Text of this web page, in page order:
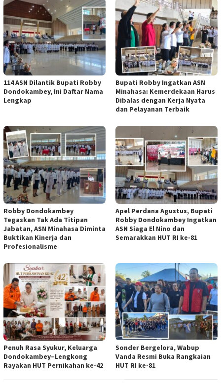
114 ASN Dilantik Bupati Robby
Dondokambey, Ini Daftar Nama
Lengkap
Bupati Robby Ingatkan ASN
Minahasa: Kemerdekaan Harus
Dibalas dengan Kerja Nyata
dan Pelayanan Terbaik
Robby Dondokambey
Tegaskan Tak Ada Titipan
Jabatan, ASN Minahasa Diminta
Buktikan Kinerja dan
Profesionalisme
Apel Perdana Agustus, Bupati
Robby Dondokambey Ingatkan
ASN Siaga El Nino dan
Semarakkan HUT RI ke-81
Penuh Rasa Syukur, Keluarga
Dondokambey–Lengkong
Rayakan HUT Pernikahan ke-42
Sonder Bergelora, Wabup
Vanda Resmi Buka Rangkaian
HUT RI ke-81